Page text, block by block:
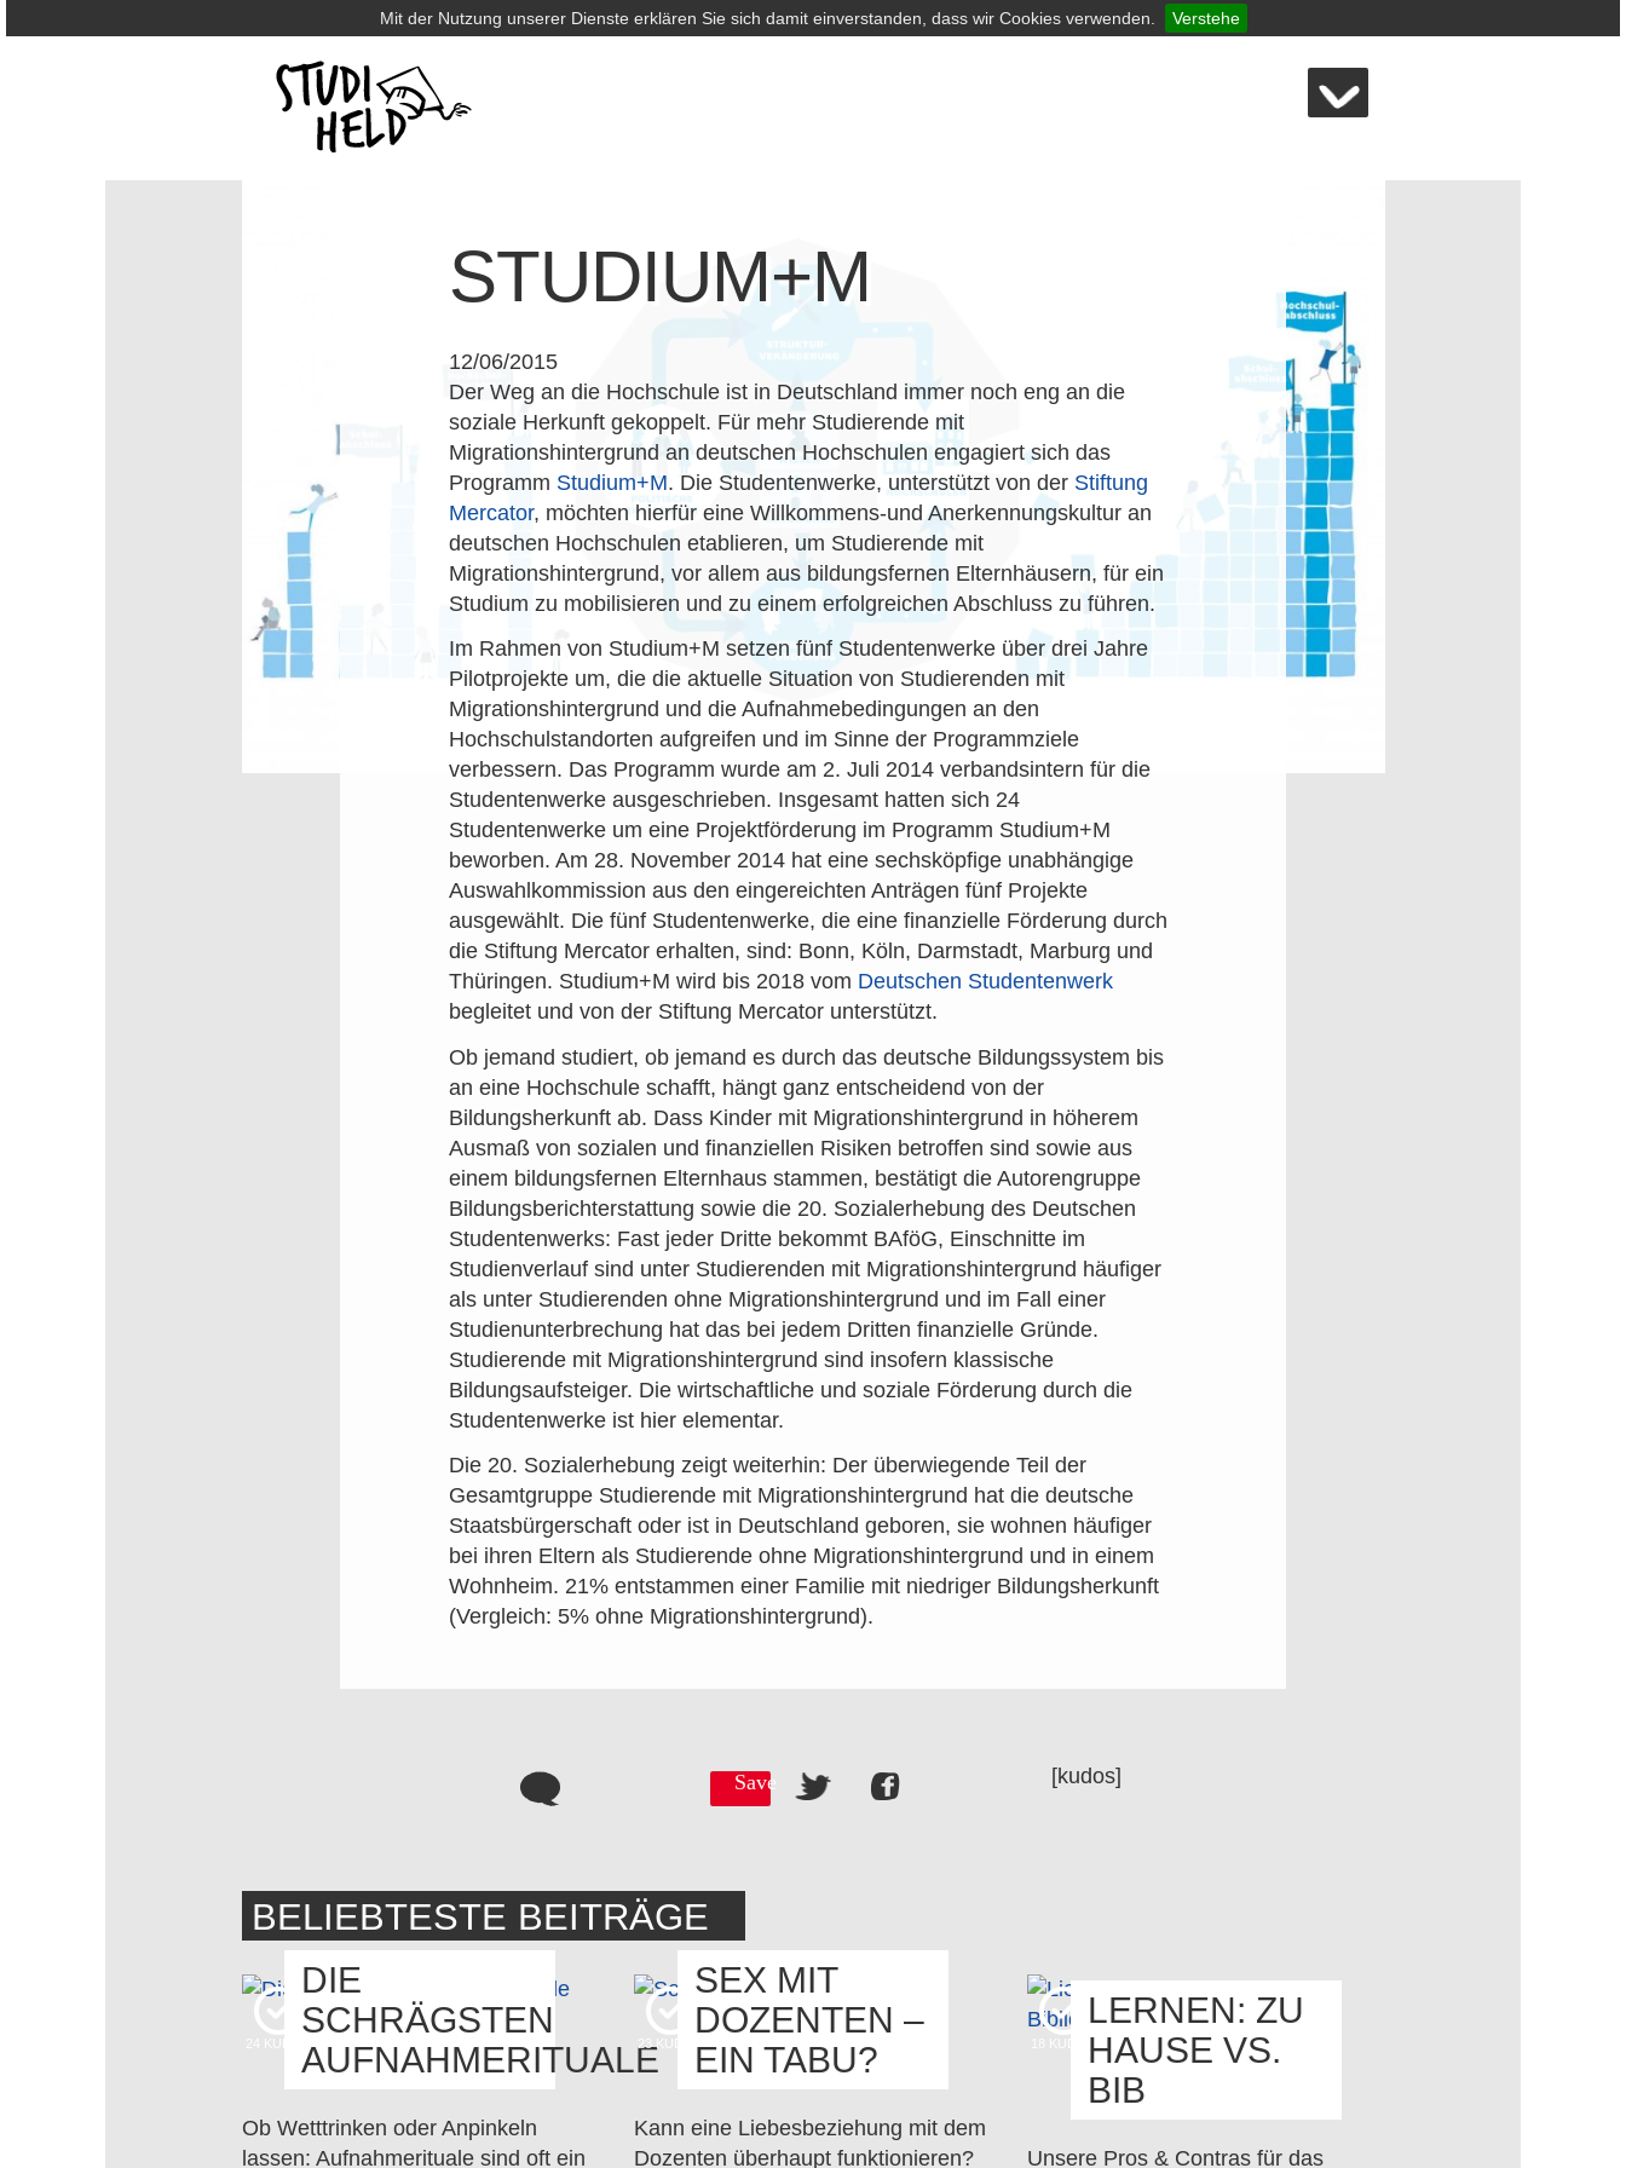
Mit der Nutzung unserer Dienste erklären Sie sich damit einverstanden, dass wir Cookies verwenden. Verstehe
STUDIUM+M
12/06/2015
Der Weg an die Hochschule ist in Deutschland immer noch eng an die
soziale Herkunft gekoppelt. Für mehr Studierende mit
Migrationshintergrund an deutschen Hochschulen engagiert sich das
Programm Studium+M. Die Studentenwerke, unterstützt von der Stiftung
Mercator, möchten hierfür eine Willkommens-und Anerkennungskultur an
deutschen Hochschulen etablieren, um Studierende mit
Migrationshintergrund, vor allem aus bildungsfernen Elternhäusern, für ein
Studium zu mobilisieren und zu einem erfolgreichen Abschluss zu führen.
Im Rahmen von Studium+M setzen fünf Studentenwerke über drei Jahre
Pilotprojekte um, die die aktuelle Situation von Studierenden mit
Migrationshintergrund und die Aufnahmebedingungen an den
Hochschulstandorten aufgreifen und im Sinne der Programmziele
verbessern. Das Programm wurde am 2. Juli 2014 verbandsintern für die
Studentenwerke ausgeschrieben. Insgesamt hatten sich 24
Studentenwerke um eine Projektförderung im Programm Studium+M
beworben. Am 28. November 2014 hat eine sechsköpfige unabhängige
Auswahlkommission aus den eingereichten Anträgen fünf Projekte
ausgewählt. Die fünf Studentenwerke, die eine finanzielle Förderung durch
die Stiftung Mercator erhalten, sind: Bonn, Köln, Darmstadt, Marburg und
Thüringen. Studium+M wird bis 2018 vom Deutschen Studentenwerk
begleitet und von der Stiftung Mercator unterstützt.
Ob jemand studiert, ob jemand es durch das deutsche Bildungssystem bis
an eine Hochschule schafft, hängt ganz entscheidend von der
Bildungsherkunft ab. Dass Kinder mit Migrationshintergrund in höherem
Ausmaß von sozialen und finanziellen Risiken betroffen sind sowie aus
einem bildungsfernen Elternhaus stammen, bestätigt die Autorengruppe
Bildungsberichterstattung sowie die 20. Sozialerhebung des Deutschen
Studentenwerks: Fast jeder Dritte bekommt BAföG, Einschnitte im
Studienverlauf sind unter Studierenden mit Migrationshintergrund häufiger
als unter Studierenden ohne Migrationshintergrund und im Fall einer
Studienunterbrechung hat das bei jedem Dritten finanzielle Gründe.
Studierende mit Migrationshintergrund sind insofern klassische
Bildungsaufsteiger. Die wirtschaftliche und soziale Förderung durch die
Studentenwerke ist hier elementar.
Die 20. Sozialerhebung zeigt weiterhin: Der überwiegende Teil der
Gesamtgruppe Studierende mit Migrationshintergrund hat die deutsche
Staatsbürgerschaft oder ist in Deutschland geboren, sie wohnen häufiger
bei ihren Eltern als Studierende ohne Migrationshintergrund und in einem
Wohnheim. 21% entstammen einer Familie mit niedriger Bildungsherkunft
(Vergleich: 5% ohne Migrationshintergrund).
Save [kudos]
BELIEBTESTE BEITRÄGE
KUDOS
DIE
SCHRÄGSTEN
AUFNAHMERITUALE
Ob Wetttrinken oder Anpinkeln
lassen: Aufnahmerituale sind oft ein
KUDOS
SEX MIT
DOZENTEN –
EIN TABU?
Kann eine Liebesbeziehung mit dem
Dozenten überhaupt funktionieren?
KUDOS
LERNEN: ZU
HAUSE VS.
BIB
Unsere Pros & Contras für das